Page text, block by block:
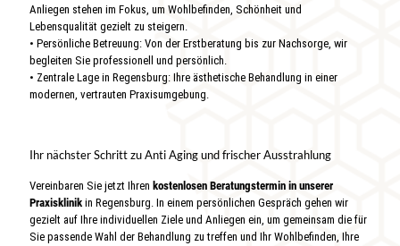
Anliegen stehen im Fokus, um Wohlbefinden, Schönheit und
Lebensqualität gezielt zu steigern.
• Persönliche Betreuung: Von der Erstberatung bis zur Nachsorge, wir
begleiten Sie professionell und persönlich.
• Zentrale Lage in Regensburg: Ihre ästhetische Behandlung in einer
modernen, vertrauten Praxisumgebung.
Ihr nächster Schritt zu Anti Aging und frischer Ausstrahlung
Vereinbaren Sie jetzt Ihren kostenlosen Beratungstermin in unserer
Praxisklinik in Regensburg. In einem persönlichen Gespräch gehen wir
gezielt auf Ihre individuellen Ziele und Anliegen ein, um gemeinsam die für
Sie passende Wahl der Behandlung zu treffen und Ihr Wohlbefinden, Ihre